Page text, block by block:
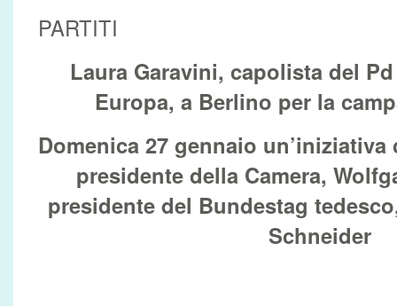
PARTITI
Laura Garavini, capolista del
Europa, a Berlino per la
Domenica 27 gennaio
presidente della Camera,
presidente del Bundestag
Schneider